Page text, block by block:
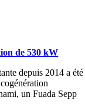
de 530 kW
depuis 2014 a été
un Fuada Sepp